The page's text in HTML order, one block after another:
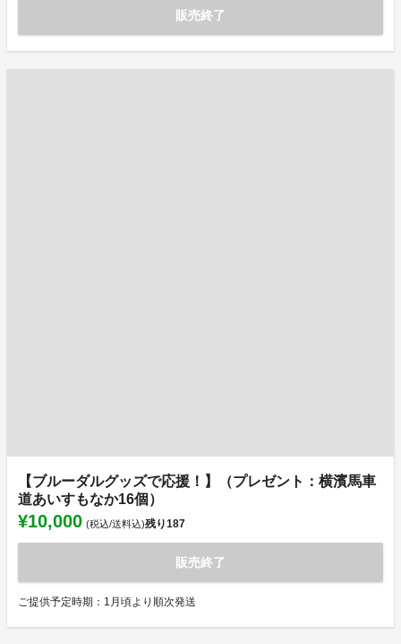
販売終了
【ブルーダルグッズで応援！】（プレゼント：横濱馬車
道あいすもなか16個）
¥10,000 (税込/送料込)残り187
販売終了
ご提供予定時期：1月頃より順次発送